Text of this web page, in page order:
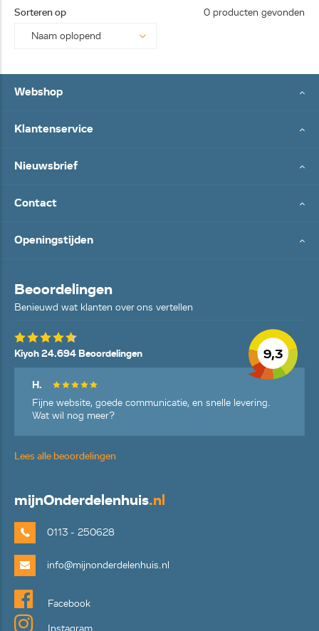
Sorteren op 0 producten gevonden
Webshop
Klantenservice
Nieuwsbrief
Contact
Openingstijden
Beoordelingen
Benieuwd wat klanten over ons vertellen
9,3
Kiyoh 24.694 Beoordelingen
H.
Fijne website, goede communicatie, en snelle levering.
Wat wil nog meer?
Lees alle beoordelingen
mijnOnderdelenhuis.nl
0113 - 250628
info@mijnonderdelenhuis.nl
Facebook